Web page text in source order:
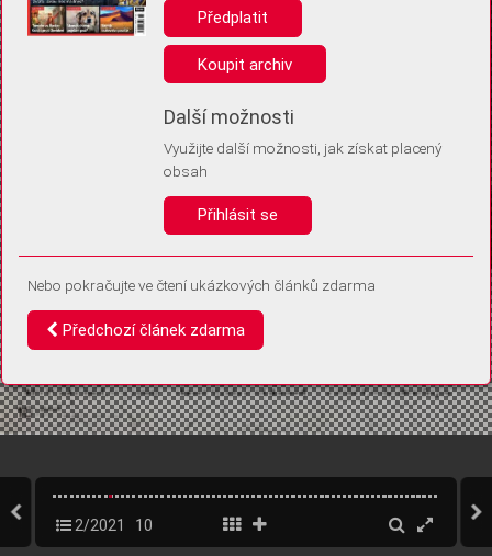
uložením volitelných informací:
Anonymní unikátní ID
Díky němu příště poznáme, že se jedná o stejné zařízení, a
Identifikátor je zcela anonymní.
Vaše souhlasy a odmítnutí si ukládáme do vašeho zařízení, abychom se
vás už příště znovu neptali. Můžete je kdykoli později upravit ve Správě
2/2021 10
Předplatit
Koupit archiv
Další možnosti
Využijte další možnosti, jak získat placený
obsah
Přihlásit se
Nebo pokračujte ve čtení ukázkových článků zdarma
Předchozí článek zdarma